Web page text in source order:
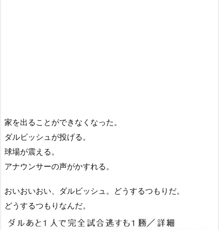
家を出ることができなくなった。
ダルビッシュが投げる。
球場が震える。
アナウンサーの声がかすれる。
おいおいおい、ダルビッシュ。どうするつもりだ。
どうするつもりなんだ。